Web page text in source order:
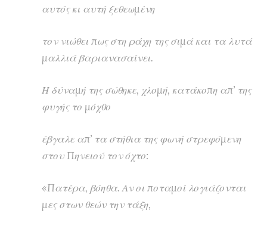
αυτός κι αυτή ξεθεωμένη
τον νιώθει πως στη ράχη της σιμά και τα λυτά
μαλλιά βαριανασαίνει.
Η δύναμή της σώθηκε, χλομή, κατάκοπη απ’ της
φυγής το μόχθο
έβγαλε απ’ τα στήθια της φωνή στρεφόμενη
στου Πηνειού τον όχτο:
«Πατέρα, βόηθα. Αν οι ποταμοί λογιάζονται
μες στων θεών την τάξη,